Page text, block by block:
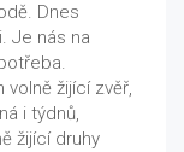
Dnes
Je nás na
žijící zvěř,
i týdnů,
žijící druhy